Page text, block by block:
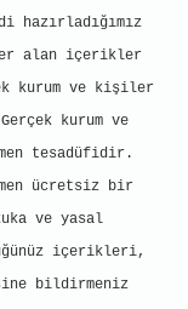
hazırladığımız
alan içerikler
kurum ve kişiler
kurum ve
tesadüfidir.
ücretsiz bir
ve yasal
içerikleri,
bildirmeniz